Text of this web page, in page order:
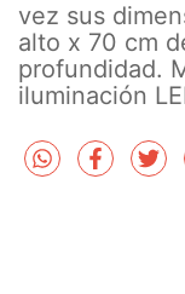
vez sus
alto x 70 cm
profundidad.
iluminación